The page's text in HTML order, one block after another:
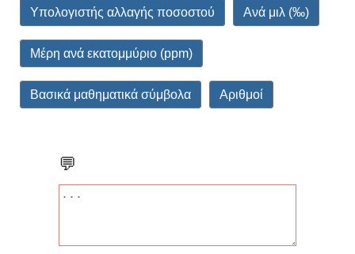
Υπολογιστής αλλαγής ποσοστού Ανά μιλ (‰)
Μέρη ανά εκατομμύριο (ppm)
Βασικά μαθηματικά σύμβολα Αριθμοί
💬